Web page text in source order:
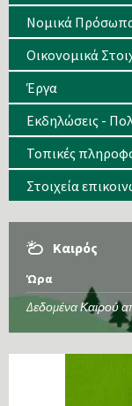
Νομικά
Οικονομικά
Έργα
Εκδηλώσεις -
Τοπικές
Στοιχεία
Καιρός
Ώρα
Δεδομένα Καιρού